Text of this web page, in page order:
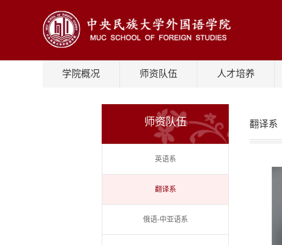
学院概况 师资队伍 人才培养
师资队伍
英语系
翻译系
俄语-中亚语系
翻译系